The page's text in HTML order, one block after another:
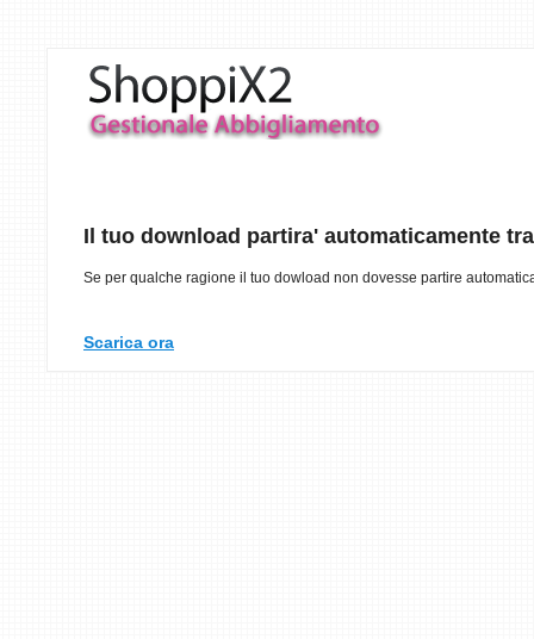
Il tuo download partira' automaticamente
Se per qualche ragione il tuo dowload non dovesse partire
Scarica ora